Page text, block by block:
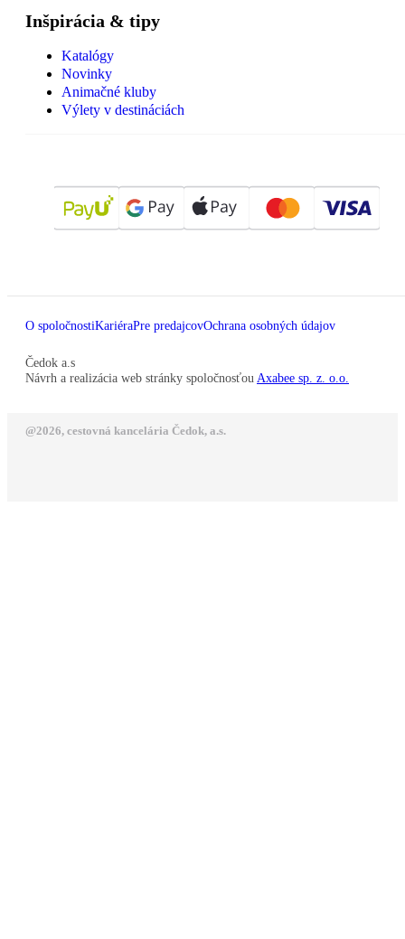
Inšpirácia & tipy
Katalógy
Novinky
Animačné kluby
Výlety v destináciách
O spoločnostiKariéraPre predajcovOchrana osobných údajov
Čedok a.s
Návrh a realizácia web stránky spoločnosťou Axabee sp. z. o.o.
@2026, cestovná kancelária Čedok, a.s.